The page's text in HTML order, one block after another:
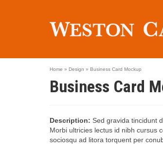
Home » Design » Business Card Mockup
Business Card
Description: Sed gravida tincidunt
Morbi ultricies lectus id nibh cursus
sociosqu ad litora torquent per